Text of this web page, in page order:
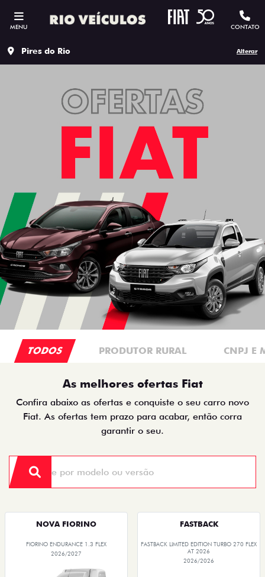
MENU CONTATO
Pires do Rio Alterar
TODOS PRODUTOR RURAL CNPJ E
As melhores ofertas Fiat
Confira abaixo as ofertas e conquiste o seu carro novo
Fiat. As ofertas tem prazo para acabar, então corra
garantir o seu.
NOVA FIORINO
FIORINO ENDURANCE 1.3 FLEX
2026/2027
FASTBACK
FASTBACK LIMITED EDITION TURBO 270 FLEX
AT 2026
2026/2026